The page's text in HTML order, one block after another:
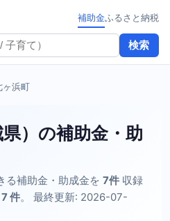
検索
補助金ふるさと納税
ヶ浜町
）の補助金・助
る補助金・助成金を 7件 収録
7 件。 最終更新: 2026-07-